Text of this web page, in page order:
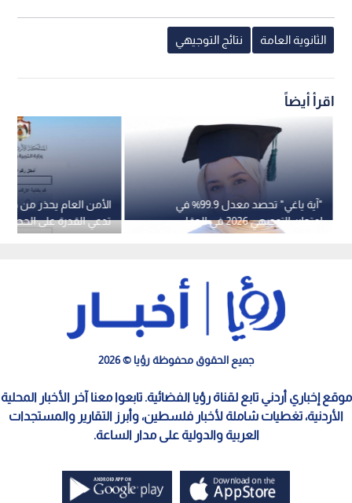
الثانوية العامة نتائج التوجيهي
اقرأ أيضاً
الأمن العام يحذر من
تدعي القدرة على
علامات الثانوية العامة
"آية ياغي" تحصد معدل 99.9% في
امتحان التوجيهي 2026 في الحقل
جميع الحقوق محفوظة رؤيا © 2026
موقع إخباري أردني تابع لقناة رؤيا الفضائية. تابعوا معنا آخر الأخبار المحلية
الأردنية، تغطيات شاملة لأخبار فلسطين، وأبرز التقارير والمستجدات
العربية والدولية على مدار الساعة.